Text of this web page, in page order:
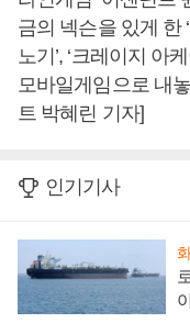
금의 넥슨을 있게 한 ‘
노기’, ‘크레이지 아
모바일게임으로 내
트 박혜린 기자]
인기기사